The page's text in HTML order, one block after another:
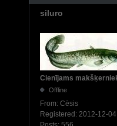
siluro
Cienījams
Offline
From: Cēsis
Registered: 2012-12-04